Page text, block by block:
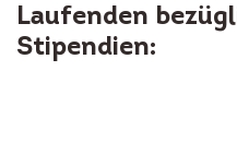
Laufenden
Stipendien: